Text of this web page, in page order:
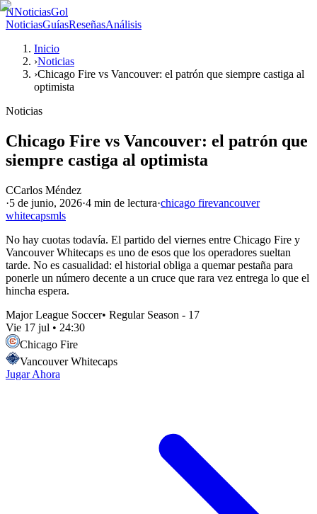
NNoticiasGol
NoticiasGuíasReseñasAnálisis
Inicio
›Noticias
›Chicago Fire vs Vancouver: el patrón que siempre castiga al
optimista
Noticias
Chicago Fire vs Vancouver: el patrón que
siempre castiga al optimista
CCarlos Méndez
·5 de junio, 2026·4 min de lectura·chicago firevancouver
whitecapsmls
No hay cuotas todavía. El partido del viernes entre Chicago Fire y
Vancouver Whitecaps es uno de esos que los operadores sueltan
tarde. No es casualidad: el historial obliga a quemar pestaña para
ponerle un número decente a un cruce que rara vez entrega lo que el
hincha espera.
Major League Soccer• Regular Season - 17
Vie 17 jul • 24:30
Chicago Fire
Vancouver Whitecaps
Jugar Ahora